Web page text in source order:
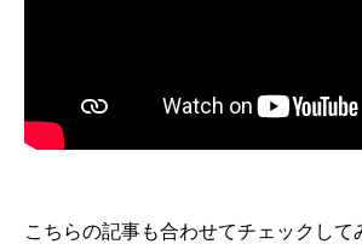
こちらの記事も合わせてチェックして